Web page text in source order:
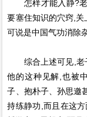
怎样才能入静?老
要塞住知识的穴窍,
可说是中国气功消除
综合上述可见,老子
他的这种见解,也被
子、抱朴子、孙思邀
持练静功,而且在这